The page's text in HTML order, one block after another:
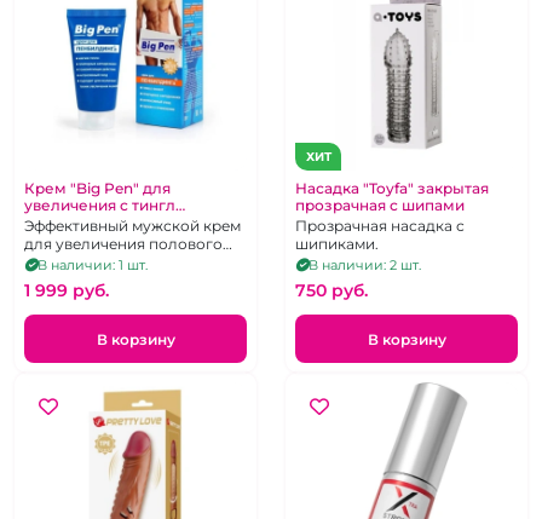
Крем "Big Pen" для
увеличения с тингл
эффектом
Эффективный мужской крем
для увеличения полового
члена с Tingle-эффектом, 25г
В наличии: 1 шт.
1 999 pуб.
В корзину
ХИТ
Насадка "Toyfa" закрытая
прозрачная с шипами
Прозрачная насадка с
шипиками.
В наличии: 2 шт.
750 pуб.
В корзину